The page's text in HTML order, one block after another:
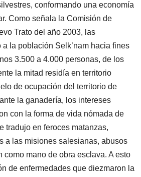
conformando una economía
Como señala la Comisión de
Trato del año 2003, las
la población Selk’nam hacia fines
3.500 a 4.000 personas, de los
la mitad residía en territorio
de ocupación del territorio de
la ganadería, los intereses
con la forma de vida nómada de
tradujo en feroces matanzas,
a las misiones salesianas, abusos
como mano de obra esclava. A esto
de enfermedades que diezmaron la